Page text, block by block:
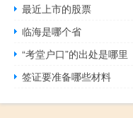
最近上市的股票
临海是哪个省
“考堂户口”的出处是哪里
签证要准备哪些材料